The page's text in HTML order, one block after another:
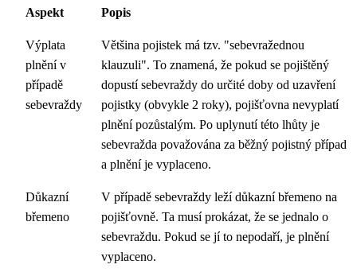
Aspekt Popis
Výplata
plnění v
případě
sebevraždy
Většina pojistek má tzv. "sebevražednou
klauzuli". To znamená, že pokud se pojištěný
dopustí sebevraždy do určité doby od uzavření
pojistky (obvykle 2 roky), pojišťovna nevyplatí
plnění pozůstalým. Po uplynutí této lhůty je
sebevražda považována za běžný pojistný případ
a plnění je vyplaceno.
Důkazní
břemeno
V případě sebevraždy leží důkazní břemeno na
pojišťovně. Ta musí prokázat, že se jednalo o
sebevraždu. Pokud se jí to nepodaří, je plnění
vyplaceno.